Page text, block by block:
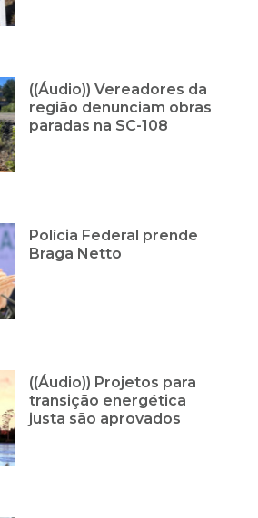
((Áudio)) Vereadores da
região denunciam obras
paradas na SC-108
Polícia Federal prende
Braga Netto
((Áudio)) Projetos para
transição energética
justa são aprovados